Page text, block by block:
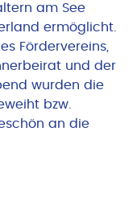
am See
ermöglicht.
Fördervereins,
und der
wurden die
bzw.
an die